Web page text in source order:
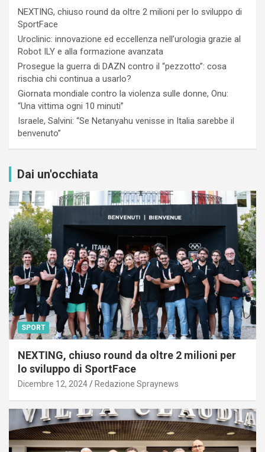
NEXTING, chiuso round da oltre 2 milioni per lo sviluppo di
SportFace
Uroclinic: innovazione ed eccellenza nell’urologia grazie al
Robot ILY e alla formazione avanzata
Prosegue la guerra di DAZN contro il “pezzotto”: cosa
rischia chi continua a usarlo?
Giornata mondiale contro la violenza sulle donne, Onu:
“Una vittima ogni 10 minuti”
Israele, Salvini: “Se Netanyahu venisse in Italia sarebbe il
benvenuto”
Dai un'occhiata
SPORT
NEXTING, chiuso round da oltre 2 milioni per
lo sviluppo di SportFace
Dicembre 12, 2024 Redazione Spraynews